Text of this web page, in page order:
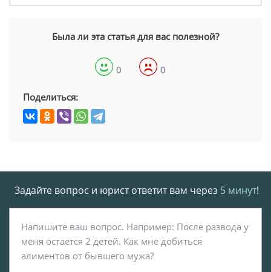
Была ли эта статья для вас полезной?
0 0
Поделиться:
Задайте вопрос и юрист ответит вам через 5 минут!